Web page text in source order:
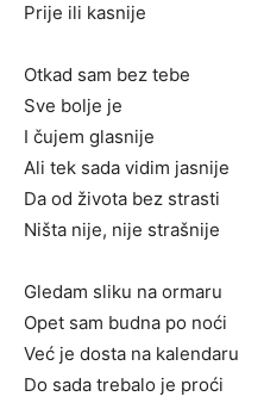
Prije ili kasnije
Otkad sam bez tebe
Sve bolje je
I čujem glasnije
Ali tek sada vidim jasnije
Da od života bez strasti
Ništa nije, nije strašnije
Gledam sliku na ormaru
Opet sam budna po noći
Već je dosta na kalendaru
Do sada trebalo je proći